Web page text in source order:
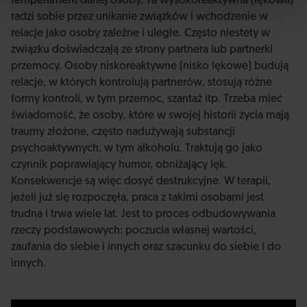
radzi sobie przez unikanie związków i wchodzenie w
relacje jako osoby zależne i uległe. Często niestety w
związku doświadczają ze strony partnera lub partnerki
przemocy. Osoby niskoreaktywne (nisko lękowe) budują
relacje, w których kontrolują partnerów, stosują różne
formy kontroli, w tym przemoc, szantaż itp. Trzeba mieć
świadomość, że osoby, które w swojej historii życia mają
traumy złożone, często nadużywają substancji
psychoaktywnych, w tym alkoholu. Traktują go jako
czynnik poprawiający humor, obniżający lęk.
Konsekwencje są więc dosyć destrukcyjne. W terapii,
jeżeli już się rozpoczęła, praca z takimi osobami jest
trudna i trwa wiele lat. Jest to proces odbudowywania
rzeczy podstawowych: poczucia własnej wartości,
zaufania do siebie i innych oraz szacunku do siebie i do
innych.